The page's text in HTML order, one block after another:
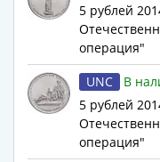
рейх
Веймарская
республика
Германская
5 рублей
операция"
UNC
В
5 рублей
операция"